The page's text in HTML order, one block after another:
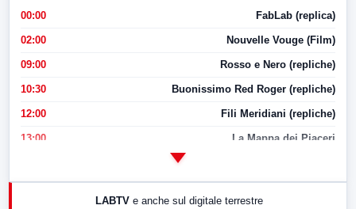
00:00 FabLab (replica)
02:00 Nouvelle Vouge (Film)
09:00 Rosso e Nero (repliche)
10:30 Buonissimo Red Roger (repliche)
12:00 Fili Meridiani (repliche)
13:00 La Mappa dei Piaceri
17:00 LabNews (replica)
LABTV e anche sul digitale terrestre